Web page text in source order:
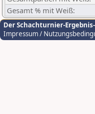
Gesamt % mit Weiß:
Der Schachturnier-
Impressum /